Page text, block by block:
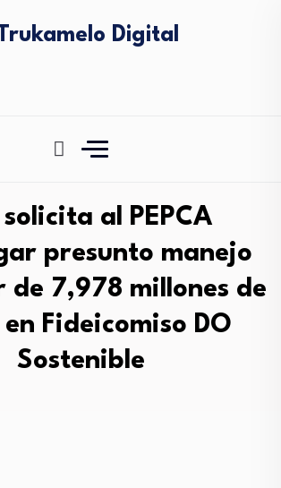
solicita al PEPCA
presunto manejo
7,978 millones de
en Fideicomiso DO
Sostenible